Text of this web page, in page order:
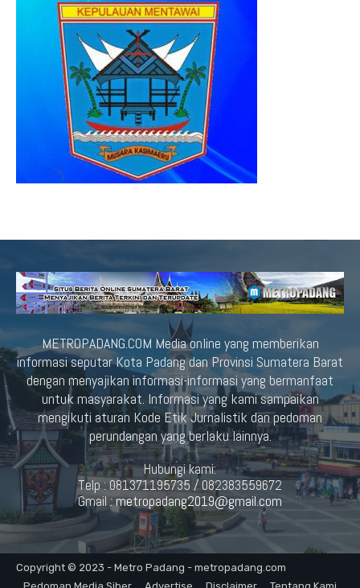
METROPADANG.COM Media online yang memberikan
informasi seputar Kota Padang dan Provinsi Sumatera Barat
dengan menyajikan informasi-informasi yang bermanfaat
untuk masyarakat. Informasi yang kami sampaikan
mengikuti aturan Kode Etik Jurnalistik dan pedoman
perundangan yang berlaku lainnya.
Hubungi kami:
Telp : 081371195735 / 082383559672
Gmail :metropadang2019@gmail.com
Copyright © 2023 - Metro Padang - metropadang.com